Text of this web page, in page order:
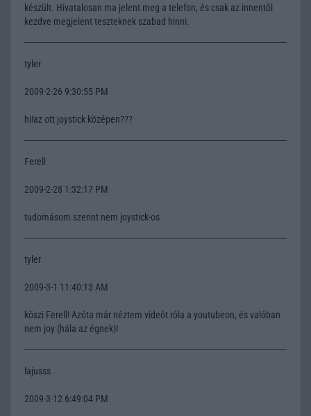
készült. Hivatalosan ma jelent meg a telefon, és csak az innentõl
kezdve megjelent teszteknek szabad hinni.
tyler
2009-2-26 9:30:55 PM
hi!az ott joystick középen???
Ferell
2009-2-28 1:32:17 PM
tudomásom szerint nem joystick-os
tyler
2009-3-1 11:40:13 AM
köszi Ferell! Azóta már néztem videót róla a youtubeon, és valóban
nem joy (hála az égnek)!
lajusss
2009-3-12 6:49:04 PM